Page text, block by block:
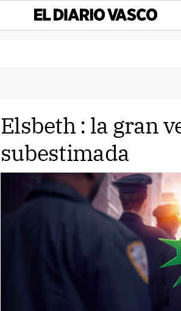
Elsbeth : la gran
subestimada